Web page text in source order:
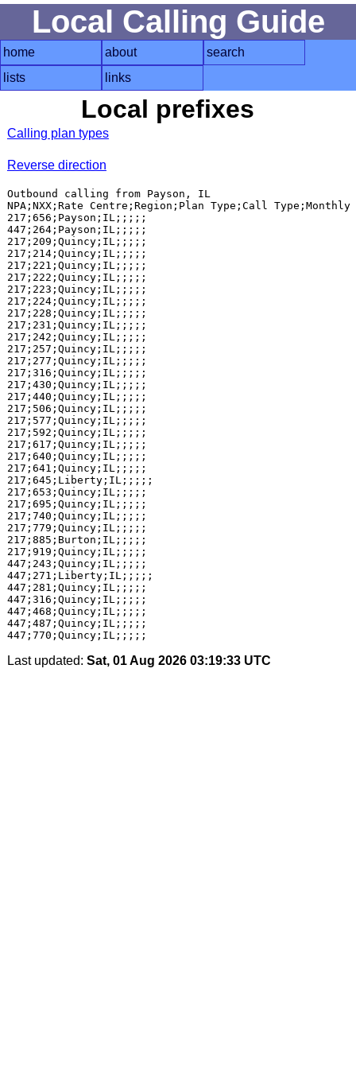
Local Calling Guide
home about
search
lists
links
Local prefixes
Calling plan types
Reverse direction
Outbound calling from Payson, IL
NPA;NXX;Rate Centre;Region;Plan Type;Call
217;656;Payson;IL;;;;;
447;264;Payson;IL;;;;;
217;209;Quincy;IL;;;;;
217;214;Quincy;IL;;;;;
217;221;Quincy;IL;;;;;
217;222;Quincy;IL;;;;;
217;223;Quincy;IL;;;;;
217;224;Quincy;IL;;;;;
217;228;Quincy;IL;;;;;
217;231;Quincy;IL;;;;;
217;242;Quincy;IL;;;;;
217;257;Quincy;IL;;;;;
217;277;Quincy;IL;;;;;
217;316;Quincy;IL;;;;;
217;430;Quincy;IL;;;;;
217;440;Quincy;IL;;;;;
217;506;Quincy;IL;;;;;
217;577;Quincy;IL;;;;;
217;592;Quincy;IL;;;;;
217;617;Quincy;IL;;;;;
217;640;Quincy;IL;;;;;
217;641;Quincy;IL;;;;;
217;645;Liberty;IL;;;;;
217;653;Quincy;IL;;;;;
217;695;Quincy;IL;;;;;
217;740;Quincy;IL;;;;;
217;779;Quincy;IL;;;;;
217;885;Burton;IL;;;;;
217;919;Quincy;IL;;;;;
447;243;Quincy;IL;;;;;
447;271;Liberty;IL;;;;;
447;281;Quincy;IL;;;;;
447;316;Quincy;IL;;;;;
447;468;Quincy;IL;;;;;
447;487;Quincy;IL;;;;;
Last updated: Sat, 01 Aug 2026 03:19:33 UTC